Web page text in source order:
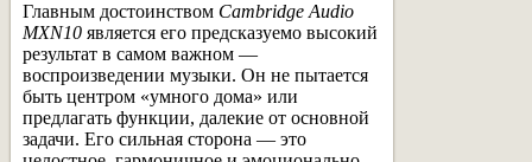
Главным достоинством Cambridge Audio
MXN10 является его предсказуемо высокий
результат в самом важном —
воспроизведении музыки. Он не пытается
быть центром «умного дома» или
предлагать функции, далекие от основной
задачи. Его сильная сторона — это